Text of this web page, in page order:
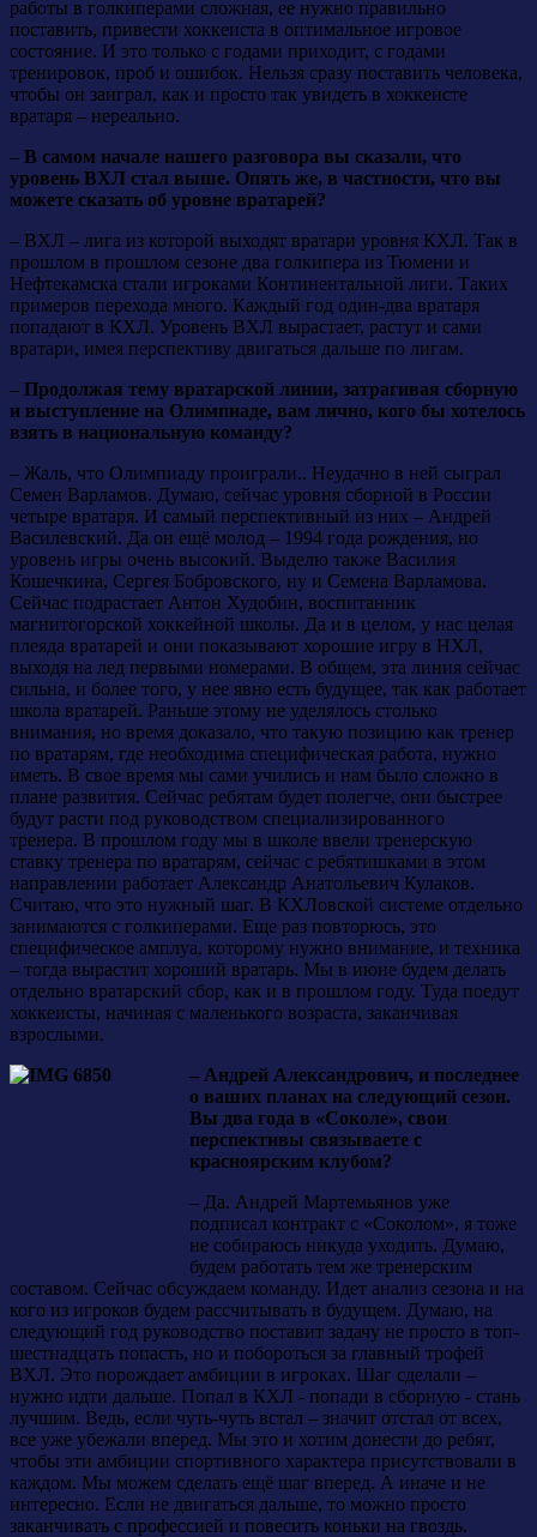
работы в голкиперами сложная, ее нужно правильно
поставить, привести хоккеиста в оптимальное игровое
состояние. И это только с годами приходит, с годами
тренировок, проб и ошибок. Нельзя сразу поставить человека,
чтобы он заиграл, как и просто так увидеть в хоккеисте
вратаря – нереально.
– В самом начале нашего разговора вы сказали, что
уровень ВХЛ стал выше. Опять же, в частности, что вы
можете сказать об уровне вратарей?
– ВХЛ – лига из которой выходят вратари уровня КХЛ. Так в
прошлом в прошлом сезоне два голкипера из Тюмени и
Нефтекамска стали игроками Континентальной лиги. Таких
примеров перехода много. Каждый год один-два вратаря
попадают в КХЛ. Уровень ВХЛ вырастает, растут и сами
вратари, имея перспективу двигаться дальше по лигам.
– Продолжая тему вратарской линии, затрагивая сборную
и выступление на Олимпиаде, вам лично, кого бы хотелось
взять в национальную команду?
– Жаль, что Олимпиаду проиграли.. Неудачно в ней сыграл
Семен Варламов. Думаю, сейчас уровня сборной в России
четыре вратаря. И самый перспективный из них – Андрей
Василевский. Да он ещё молод – 1994 года рождения, но
уровень игры очень высокий. Выделю также Василия
Кошечкина, Сергея Бобровского, ну и Семена Варламова.
Сейчас подрастает Антон Худобин, воспитанник
магнитогорской хоккейной школы. Да и в целом, у нас целая
плеяда вратарей и они показывают хорошие игру в НХЛ,
выходя на лед первыми номерами. В общем, эта линия сейчас
сильна, и более того, у нее явно есть будущее, так как работает
школа вратарей. Раньше этому не уделялось столько
внимания, но время доказало, что такую позицию как тренер
по вратарям, где необходима специфическая работа, нужно
иметь. В свое время мы сами учились и нам было сложно в
плане развития. Сейчас ребятам будет полегче, они быстрее
будут расти под руководством специализированного
тренера. В прошлом году мы в школе ввели тренерскую
ставку тренера по вратарям, сейчас с ребятишками в этом
направлении работает Александр Анатольевич Кулаков.
Считаю, что это нужный шаг. В КХЛовской системе отдельно
занимаются с голкиперами. Еще раз повторюсь, это
специфическое амплуа, которому нужно внимание, и техника
– тогда вырастит хороший вратарь. Мы в июне будем делать
отдельно вратарский сбор, как и в прошлом году. Туда поедут
хоккеисты, начиная с маленького возраста, заканчивая
взрослыми.
– Андрей Александрович, и последнее
о ваших планах на следующий сезон.
Вы два года в «Соколе», свои
перспективы связываете с
красноярским клубом?
– Да. Андрей Мартемьянов уже
подписал контракт с «Соколом», я тоже
не собираюсь никуда уходить. Думаю,
будем работать тем же тренерским
составом. Сейчас обсуждаем команду. Идет анализ сезона и на
кого из игроков будем рассчитывать в будущем. Думаю, на
следующий год руководство поставит задачу не просто в топ-
шестнадцать попасть, но и побороться за главный трофей
ВХЛ. Это порождает амбиции в игроках. Шаг сделали –
нужно идти дальше. Попал в КХЛ - попади в сборную - стань
лучшим. Ведь, если чуть-чуть встал – значит отстал от всех,
все уже убежали вперед. Мы это и хотим донести до ребят,
чтобы эти амбиции спортивного характера присутствовали в
каждом. Мы можем сделать ещё шаг вперед. А иначе и не
интересно. Если не двигаться дальше, то можно просто
заканчивать с профессией и повесить коньки на гвоздь.